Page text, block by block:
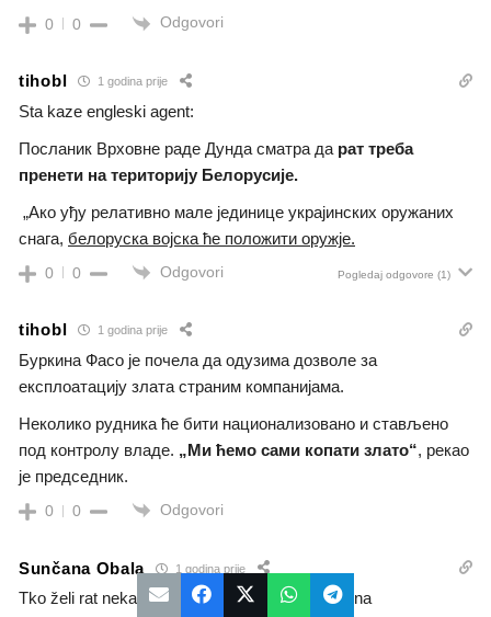
0 0 Odgovori
tihobl 1 godina prije
Sta kaze engleski agent:
Посланик Врховне раде Дунда сматра да рат треба
пренети на територију Белорусије.
„Ако уђу релативно мале јединице украјинских оружаних
снага, белоруска војска ће положити оружје.
0 0 Odgovori Pogledaj odgovore (1)
tihobl 1 godina prije
Буркина Фасо је почела да одузима дозволе за
експлоатацију злата страним компанијама.
Неколико рудника ће бити национализовано и стављено
под контролу владе. „Ми ћемо сами копати злато“, рекао
је председник.
0 0 Odgovori
Sunčana Obala 1 godina prije
Tko želi rat neka prije ode na jedan čaj kod Putina